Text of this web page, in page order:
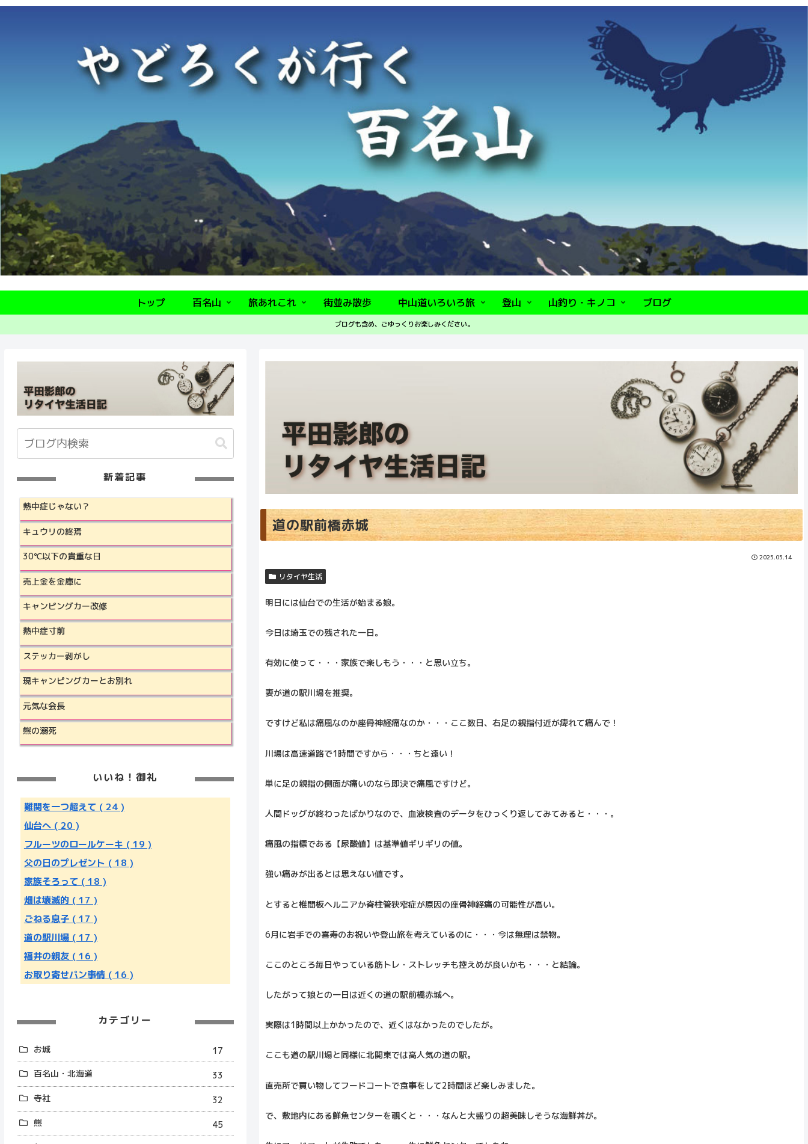
トップ 百名山 旅あれこれ 街並み散歩 中山道いろいろ旅 登山 山釣り・キノコ ブログ
ブログも含め、ごゆっくりお楽しみください。
道の駅前橋赤城
2025.05.14
リタイヤ生活
明日には仙台での生活が始まる娘。
今日は埼玉での残された一日。
有効に使って・・・家族で楽しもう・・・と思い立ち。
妻が道の駅川場を推奨。
ですけど私は痛風なのか座骨神経痛なのか・・・ここ数日、右足の親指付近が痺れて痛んで！
川場は高速道路で1時間ですから・・・ちと遠い！
単に足の親指の側面が痛いのなら即決で痛風ですけど。
人間ドッグが終わったばかりなので、血液検査のデータをひっくり返してみてみると・・・。
痛風の指標である【尿酸値】は基準値ギリギリの値。
強い痛みが出るとは思えない値です。
とすると椎間板ヘルニアか脊柱管狭窄症が原因の座骨神経痛の可能性が高い。
6月に岩手での喜寿のお祝いや登山旅を考えているのに・・・今は無理は禁物。
ここのところ毎日やっている筋トレ・ストレッチも控えめが良いかも・・・と結論。
したがって娘との一日は近くの道の駅前橋赤城へ。
実際は1時間以上かかったので、近くはなかったのでしたが。
ここも道の駅川場と同様に北関東では高人気の道の駅。
直売所で買い物してフードコートで食事をして2時間ほど楽しみました。
で、敷地内にある鮮魚センターを覗くと・・・なんと大盛りの超美味しそうな海鮮丼が。
新着記事
熱中症じゃない？
キュウリの終焉
30℃以下の貴重な日
売上金を金庫に
キャンピングカー改修
熱中症寸前
ステッカー剥がし
現キャンピングカーとお別れ
元気な会長
熊の溺死
いいね！御礼
難関を一つ超えて ( 24 )
仙台へ ( 20 )
フルーツのロールケーキ ( 19 )
父の日のプレゼント ( 18 )
家族そろって ( 18 )
畑は壊滅的 ( 17 )
ごねる息子 ( 17 )
道の駅川場 ( 17 )
福井の親友 ( 16 )
お取り寄せパン事情 ( 16 )
カテゴリー
お城
17
百名山・北海道
33
寺社
32
熊
45